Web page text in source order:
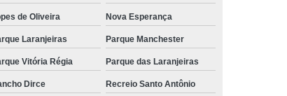
de Oliveira Nova Esperança
Laranjeiras Parque Manchester
Vitória Régia Parque das Laranjeiras
Dirce Recreio Santo Antônio